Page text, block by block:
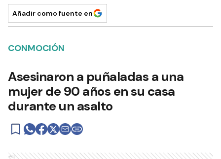
Añadir como fuente en
CONMOCIÓN
Asesinaron a puñaladas a una
mujer de 90 años en su casa
durante un asalto
Ads